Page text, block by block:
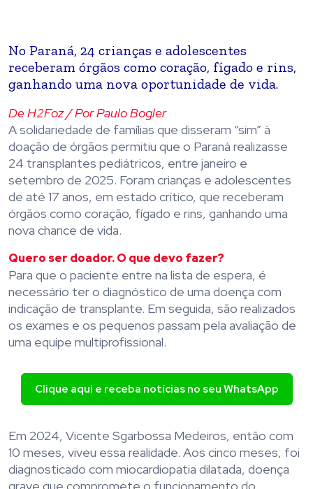
No Paraná, 24 crianças e adolescentes
receberam órgãos como coração, fígado e rins,
ganhando uma nova oportunidade de vida.
De H2Foz / Por Paulo Bogler
A solidariedade de famílias que disseram “sim” à
doação de órgãos permitiu que o Paraná realizasse
24 transplantes pediátricos, entre janeiro e
setembro de 2025. Foram crianças e adolescentes
de até 17 anos, em estado crítico, que receberam
órgãos como coração, fígado e rins, ganhando uma
nova chance de vida.
Quero ser doador. O que devo fazer?
Para que o paciente entre na lista de espera, é
necessário ter o diagnóstico de uma doença com
indicação de transplante. Em seguida, são realizados
os exames e os pequenos passam pela avaliação de
uma equipe multiprofissional.
Clique aqui e receba notícias no seu WhatsApp
Em 2024, Vicente Sgarbossa Medeiros, então com
10 meses, viveu essa realidade. Aos cinco meses, foi
diagnosticado com miocardiopatia dilatada, doença